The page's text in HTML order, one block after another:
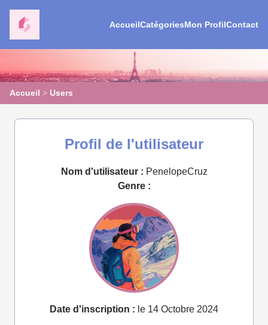
AccueilCatégoriesMon ProfilContact
Accueil > Users
Profil de l'utilisateur
Nom d'utilisateur : PenelopeCruz
Genre :
Date d'inscription : le 14 Octobre 2024